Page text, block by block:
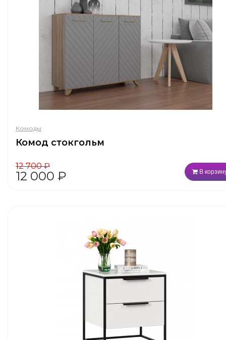
Комоды
Комод стокгольм
12 700₽
12 000 ₽ В